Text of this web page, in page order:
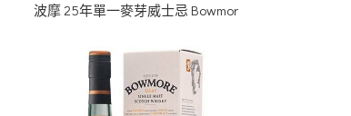
波摩 25年單一麥芽威士忌 Bowmor